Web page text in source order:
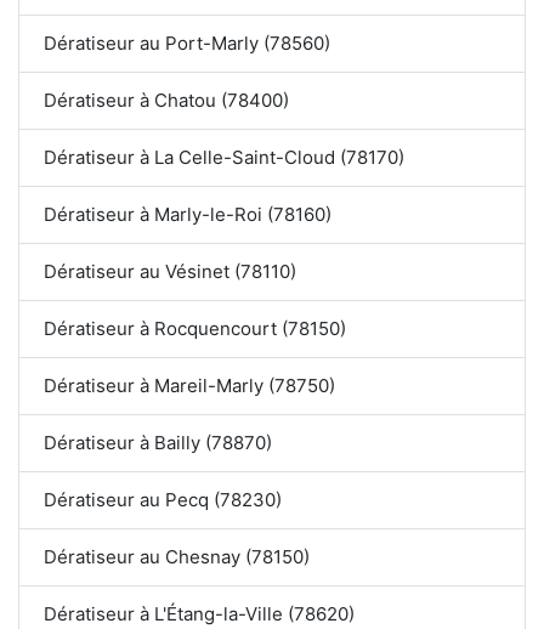
Dératiseur au Port-Marly (78560)
Dératiseur à Chatou (78400)
Dératiseur à La Celle-Saint-Cloud (78170)
Dératiseur à Marly-le-Roi (78160)
Dératiseur au Vésinet (78110)
Dératiseur à Rocquencourt (78150)
Dératiseur à Mareil-Marly (78750)
Dératiseur à Bailly (78870)
Dératiseur au Pecq (78230)
Dératiseur au Chesnay (78150)
Dératiseur à L'Étang-la-Ville (78620)